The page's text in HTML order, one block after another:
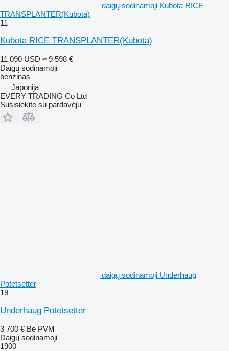
daigų sodinamoji Kubota RICE
TRANSPLANTER(Kubota)
11
Kubota RICE TRANSPLANTER(Kubota)
11 090 USD ≈ 9 598 €
Daigų sodinamoji
benzinas
Japonija
EVERY TRADING Co Ltd
Susisiekite su pardavėju
daigų sodinamoji Underhaug
Potetsetter
19
Underhaug Potetsetter
3 700 € Be PVM
Daigų sodinamoji
1900